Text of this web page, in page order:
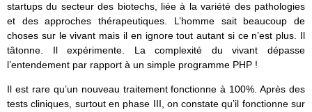
startups du secteur des biotechs, liée à la variété des pathologies
et des approches thérapeutiques. L’homme sait beaucoup de
choses sur le vivant mais il en ignore tout autant si ce n’est plus. Il
tâtonne. Il expérimente. La complexité du vivant dépasse
l’entendement par rapport à un simple programme PHP !
Il est rare qu’un nouveau traitement fonctionne à 100%. Après des
tests cliniques, surtout en phase III, on constate qu’il fonctionne sur